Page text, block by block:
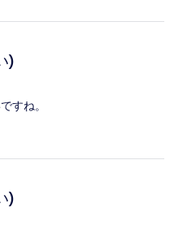
)
すね。
)